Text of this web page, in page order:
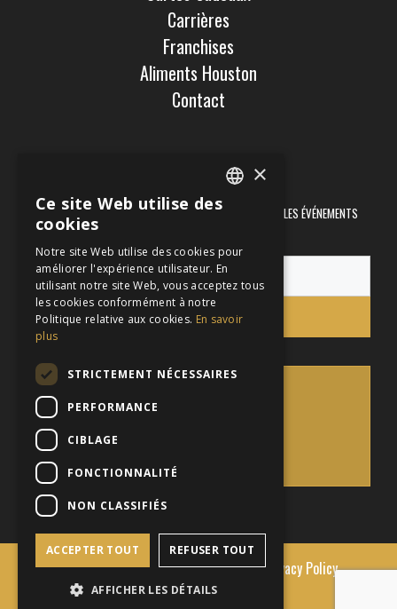
Carrières
Franchises
Aliments Houston
Contact
Newsletter
RECEVEZ DES INFORMATIONS SUR LES PROMOTIONS ET LES ÉVÉNEMENTS
S'inscrire
© 2026 Houston Avenue Bar & Grill.Privacy Policy
Web Development by Nunku
×
Ce site Web utilise des
cookies
Notre site Web utilise des cookies pour
améliorer l'expérience utilisateur. En
utilisant notre site Web, vous acceptez tous
les cookies conformément à notre
Politique relative aux cookies. En savoir
plus
STRICTEMENT NÉCESSAIRES
PERFORMANCE
CIBLAGE
FONCTIONNALITÉ
NON CLASSIFIÉS
ACCEPTER TOUT REFUSER TOUT
AFFICHER LES DÉTAILS